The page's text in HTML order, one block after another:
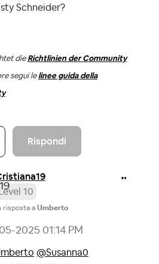
Schneider?
die Richtlinien der Community
segui le linee guida della
Rispondi
10
risposta a Umberto
2025 01:14 PM
@Susanna0